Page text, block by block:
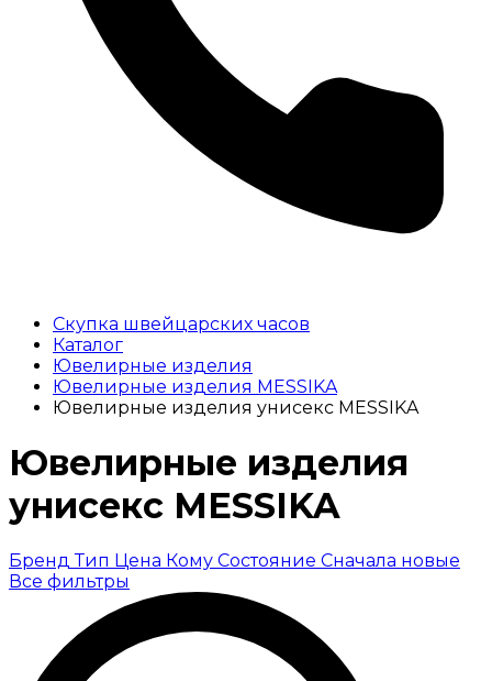
Скупка швейцарских часов
Каталог
Ювелирные изделия
Ювелирные изделия MESSIKA
Ювелирные изделия унисекс MESSIKA
Ювелирные изделия
унисекс MESSIKA
Бренд Тип Цена Кому Состояние Сначала новые
Все фильтры